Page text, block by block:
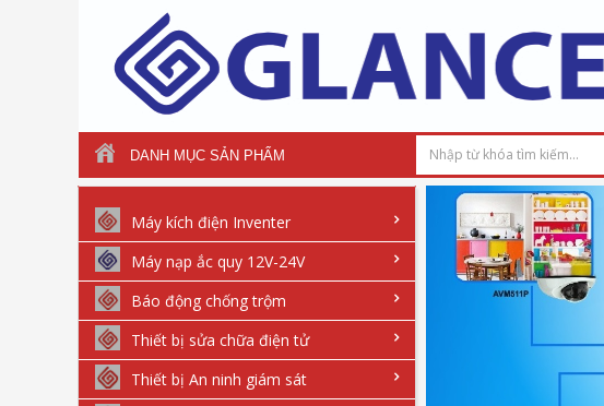
DANH MỤC SẢN PHẨM
Máy kích điện Inventer
Máy nạp ắc quy 12V-24V
Báo động chống trộm
Thiết bị sửa chữa điện tử
Thiết bị An ninh giám sát